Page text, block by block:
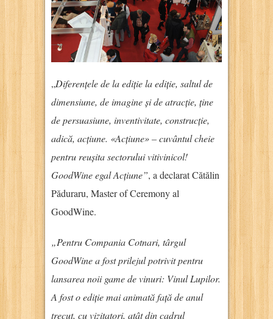
„Diferențele de la ediție la ediție, saltul de
dimensiune, de imagine și de atracție, ține
de persuasiune, inventivitate, construcție,
adică, acțiune. «Acțiune» – cuvântul cheie
pentru reușita sectorului vitivinicol!
GoodWine egal Acțiune”, a declarat Cătălin
Păduraru, Master of Ceremony al
GoodWine.
„Pentru Compania Cotnari, târgul
GoodWine a fost prilejul potrivit pentru
lansarea noii game de vinuri: Vinul Lupilor.
A fost o ediție mai animată față de anul
trecut, cu vizitatori, atât din cadrul